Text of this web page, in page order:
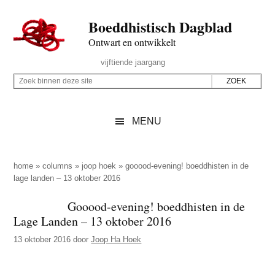
naar
de
inhoud
secondary
naar
de
sidebar
naar
de
Boeddhistisch Dagblad
Ontwart en ontwikkelt
Rechts
vijftiende jaargang
Z
p
d
z
e
Z
i
n
n
d
MENU
home »columns » joop hoek »gooood-evening! boeddhisten in de
lage landen – 13 oktober 2016
Gooood-evening! boeddhisten in de
Lage Landen – 13 oktober 2016
13 oktober 2016 doorJoop Ha Hoek